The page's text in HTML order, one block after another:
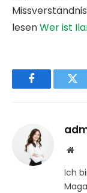
lesenWer ist
Facebook
Ich